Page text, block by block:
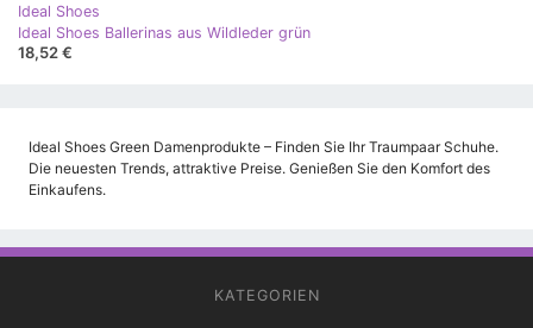
Ideal Shoes
Ideal Shoes Ballerinas aus Wildleder grün
18,52 €
Ideal Shoes Green Damenprodukte – Finden Sie Ihr Traumpaar Schuhe.
Die neuesten Trends, attraktive Preise. Genießen Sie den Komfort des
Einkaufens.
KATEGORIEN